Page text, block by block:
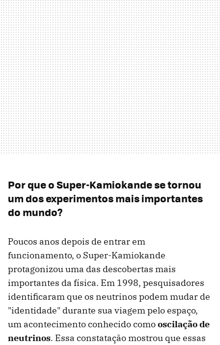
Por que o Super-Kamiokande se tornou
um dos experimentos mais importantes
do mundo?
Poucos anos depois de entrar em
funcionamento, o Super-Kamiokande
protagonizou uma das descobertas mais
importantes da física. Em 1998, pesquisadores
identificaram que os neutrinos podem mudar de
"identidade" durante sua viagem pelo espaço,
um acontecimento conhecido comooscilação de
neutrinos. Essa constatação mostrou que essas